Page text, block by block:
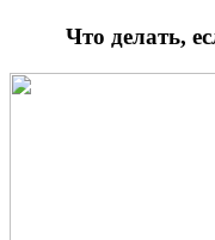
Что делать,